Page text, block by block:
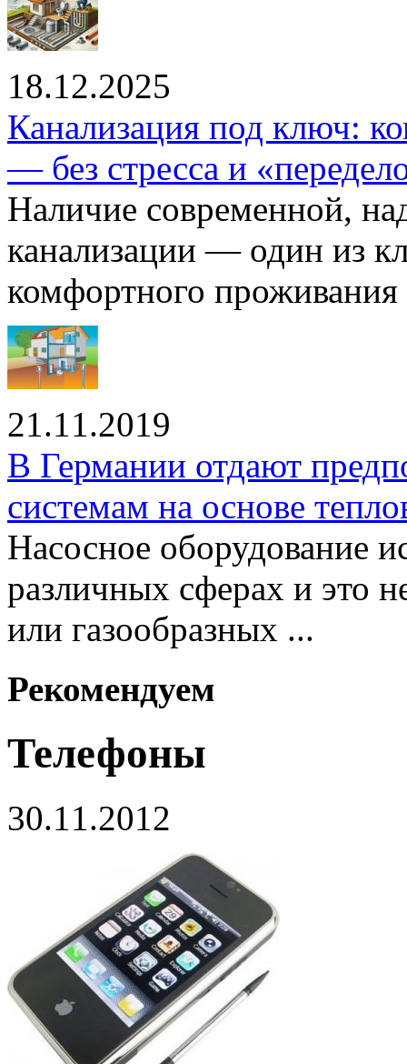
18.12.2025
Канализация под ключ:
— без стресса и
Наличие современной,
канализации — один из
комфортного проживания
21.11.2019
В Германии отдают
системам на основе
Насосное оборудование
различных сферах и это
или газообразных ...
Рекомендуем
Телефоны
30.11.2012